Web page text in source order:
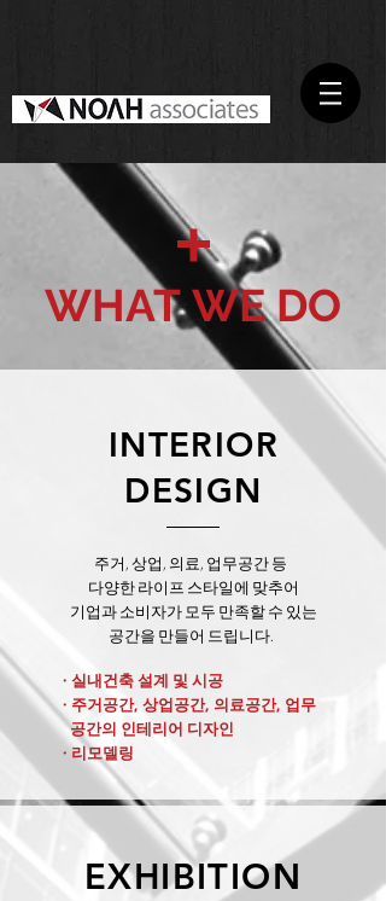
WHATWE DO
INTERIOR
DESIGN
주거, 상업, 의료, 업무공간 등
다양한 라이프 스타일에 맞추어
기업과 소비자가 모두 만족할 수 있는
공간을 만들어 드립니다.
· 실내건축 설계 및 시공
· 주거공간, 상업공간, 의료공간, 업무
공간의 인테리어 디자인
· 리모델링
EXHIBITION